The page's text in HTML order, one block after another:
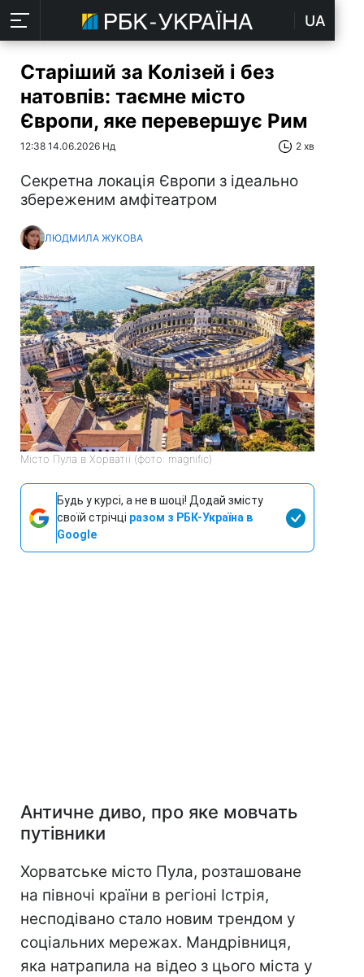
UA
Старіший за Колізей і без
натовпів: таємне місто
Європи, яке перевершує Рим
12:38 14.06.2026 Нд 2 хв
Секретна локація Європи з ідеально
збереженим амфітеатром
ЛЮДМИЛА ЖУКОВА
Місто Пула в Хорватії (фото: magnific)
Будь у курсі, а не в шоці! Додай змісту
своїй стрічці разом з РБК-Україна в
Google
Античне диво, про яке мовчать
путівники
Хорватське місто Пула, розташоване
на півночі країни в регіоні Істрія,
несподівано стало новим трендом у
соціальних мережах. Мандрівниця,
яка натрапила на відео з цього міста у